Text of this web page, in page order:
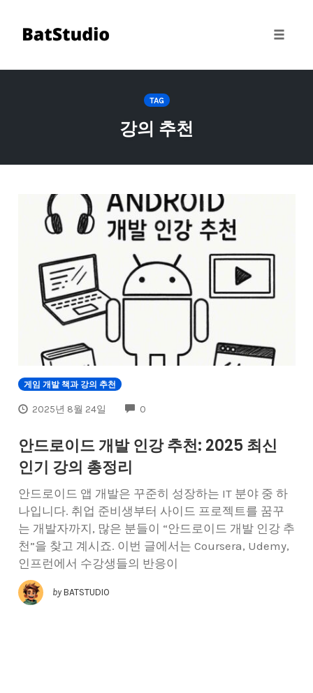
TAG
강의 추천
게임 개발 책과 강의 추천
2025년 8월 24일 0
안드로이드 개발 인강 추천: 2025 최신
인기 강의 총정리
안드로이드 앱 개발은 꾸준히 성장하는 IT 분야 중 하
나입니다. 취업 준비생부터 사이드 프로젝트를 꿈꾸
는 개발자까지, 많은 분들이 “안드로이드 개발 인강 추
천”을 찾고 계시죠. 이번 글에서는 Coursera, Udemy,
인프런에서 수강생들의 반응이
by BATSTUDIO